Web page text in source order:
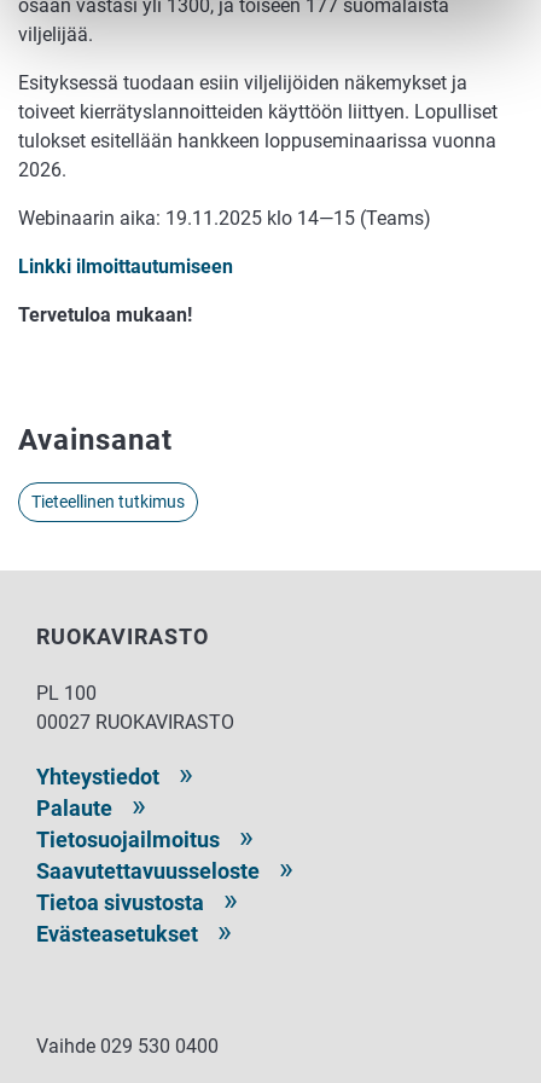
osaan vastasi yli 1300, ja toiseen 177 suomalaista
viljelijää.
Esityksessä tuodaan esiin viljelijöiden näkemykset ja
toiveet kierrätyslannoitteiden käyttöön liittyen. Lopulliset
tulokset esitellään hankkeen loppuseminaarissa vuonna
2026.
Webinaarin aika: 19.11.2025 klo 14—15 (Teams)
Linkki ilmoittautumiseen
Tervetuloa mukaan!
Avainsanat
Tieteellinen tutkimus
RUOKAVIRASTO
PL 100
00027 RUOKAVIRASTO
Yhteystiedot
Palaute
Tietosuojailmoitus
Saavutettavuusseloste
Tietoa sivustosta
Evästeasetukset
Vaihde 029 530 0400